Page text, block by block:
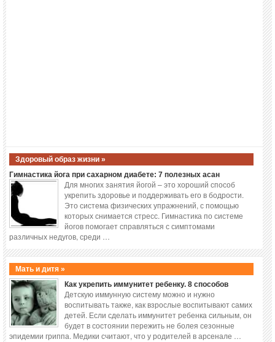
Здоровый образ жизни »
Гимнастика йога при сахарном диабете: 7 полезных асан
Для многих занятия йогой – это хороший способ
укрепить здоровье и поддерживать его в бодрости.
Это система физических упражнений, с помощью
которых снимается стресс. Гимнастика по системе
йогов помогает справляться с симптомами
различных недугов, среди …
Мать и дитя »
Как укрепить иммунитет ребенку. 8 способов
Детскую иммунную систему можно и нужно
воспитывать также, как взрослые воспитывают самих
детей. Если сделать иммунитет ребенка сильным, он
будет в состоянии пережить не болея сезонные
эпидемии гриппа. Медики считают, что у родителей в арсенале …